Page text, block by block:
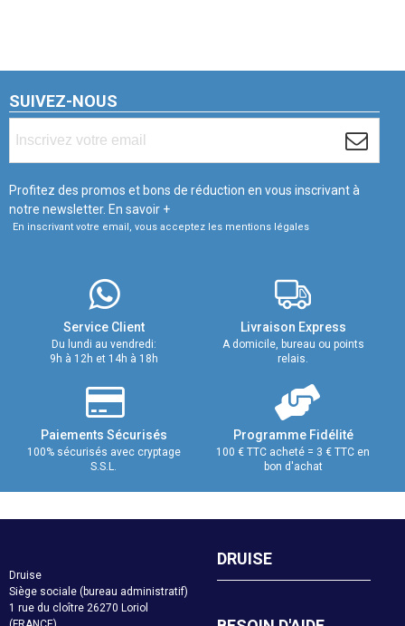
SUIVEZ-NOUS
Profitez des promos et bons de réduction en vous inscrivant à
notre newsletter. En savoir +
En inscrivant votre email, vous acceptez les mentions légales
Service Client
Du lundi au vendredi:
9h à 12h et 14h à 18h
Livraison Express
A domicile, bureau ou points
relais.
Paiements Sécurisés
100% sécurisés avec cryptage
S.S.L.
Programme Fidélité
100 € TTC acheté = 3 € TTC en
bon d'achat
Druise
Siège sociale (bureau administratif)
1 rue du cloître 26270 Loriol
DRUISE